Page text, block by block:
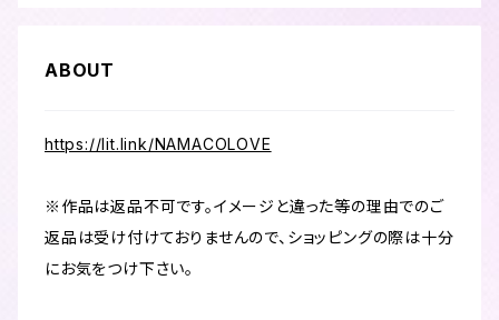
ABOUT
https://lit.link/NAMACOLOVE
※作品は返品不可です。イメージと違った等の理由でのご
返品は受け付けておりませんので、ショッピングの際は十分
にお気をつけ下さい。